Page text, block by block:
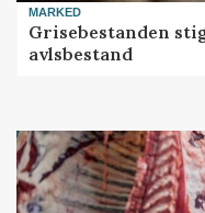
MARKED
Grisebestanden
avlsbestand